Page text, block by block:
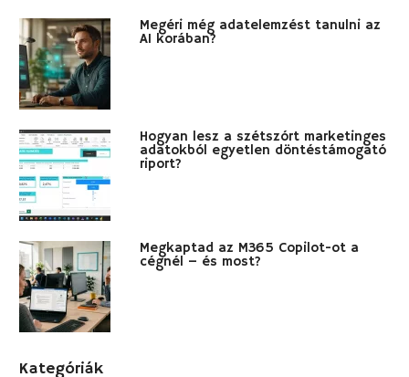
Megéri még adatelemzést tanulni az
AI korában?
Hogyan lesz a szétszórt marketinges
adatokból egyetlen döntéstámogató
riport?
Megkaptad az M365 Copilot-ot a
cégnél – és most?
Kategóriák